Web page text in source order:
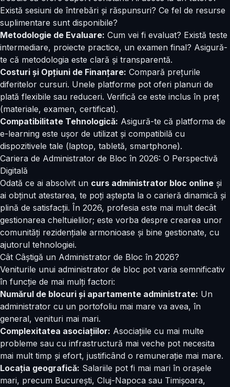
Există sesiuni de întrebări și răspunsuri? Ce fel de resurse
suplimentare sunt disponibile?
Metodologie de Evaluare: Cum vei fi evaluat? Există teste
intermediare, proiecte practice, un examen final? Asigură-
te că metodologia este clară și transparentă.
Costuri și Opțiuni de Finanțare: Compară prețurile
diferitelor cursuri. Unele platforme pot oferi planuri de
plată flexibile sau reduceri. Verifică ce este inclus în preț
(materiale, examen, certificat).
Compatibilitate Tehnologică: Asigură-te că platforma de
e-learning este ușor de utilizat și compatibilă cu
dispozitivele tale (laptop, tabletă, smartphone).
Cariera de Administrator de Bloc în 2026: O Perspectivă
Digitală
Odată ce ai absolvit un curs administrator bloc online și
ai obținut atestarea, te poți aștepta la o carieră dinamică și
plină de satisfacții. În 2026, profesia este mai mult decât
gestionarea cheltuielilor; este vorba despre crearea unor
comunități rezidențiale armonioase și bine gestionate, cu
ajutorul tehnologiei.
Cât Câștigă un Administrator de Bloc în 2026?
Veniturile unui administrator de bloc pot varia semnificativ
în funcție de mai mulți factori:
Numărul de blocuri și apartamente administrate: Un
administrator cu un portofoliu mai mare va avea, în
general, venituri mai mari.
Complexitatea asociațiilor: Asociațiile cu mai multe
probleme sau cu infrastructură mai veche pot necesita
mai mult timp și efort, justificând o remunerație mai mare.
Locația geografică: Salariile pot fi mai mari în orașele
mari, precum București, Cluj-Napoca sau Timișoara,